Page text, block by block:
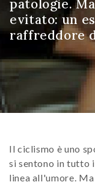
patologie.
evitato: un
raffreddore
Il ciclismo è uno
si sentono in tutto
linea all'umore.